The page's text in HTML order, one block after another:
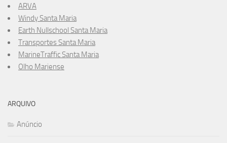
ARVA
Windy Santa Maria
Earth Nullschool Santa Maria
Transportes Santa Maria
MarineTraffic Santa Maria
Olho Mariense
ARQUIVO
Anúncio